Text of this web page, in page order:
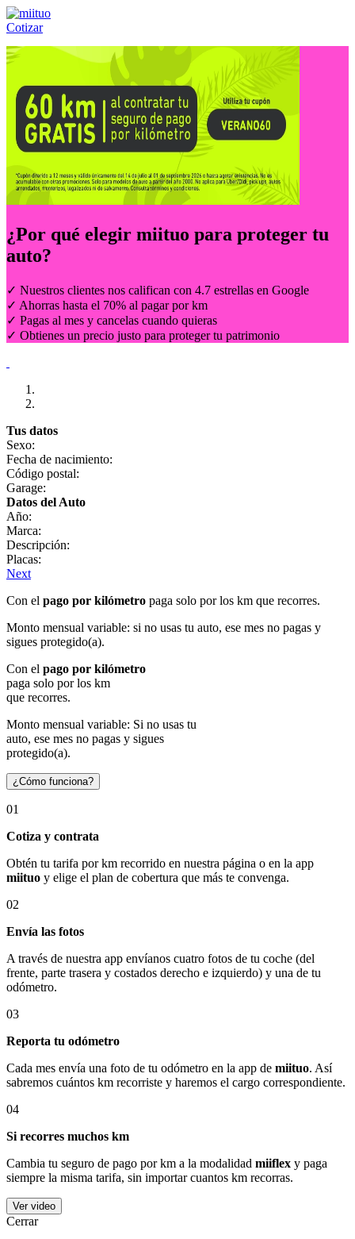
Cotizar
Llámanos al:(55) 84-21-05-00 ó
¿Por qué elegir miituo para proteger tu
auto?
✓ Nuestros clientes nos califican con 4.7 estrellas en Google
✓ Ahorras hasta el 70% al pagar por km
✓ Pagas al mes y cancelas cuando quieras
✓ Obtienes un precio justo para proteger tu patrimonio
Tus datos
Sexo:
Fecha de nacimiento:
Código postal:
Garage:
Datos del Auto
Año:
Marca:
Descripción:
Placas:
Next
Con el pago por kilómetro paga solo por los km que recorres.
Monto mensual variable: si no usas tu auto, ese mes no pagas y
sigues protegido(a).
Con el pago por kilómetro
paga solo por los km
que recorres.
Monto mensual variable: Si no usas tu
auto, ese mes no pagas y sigues
protegido(a).
¿Cómo funciona?
01
Cotiza y contrata
Obtén tu tarifa por km recorrido en nuestra página o en la app
miituo y elige el plan de cobertura que más te convenga.
02
Envía las fotos
A través de nuestra app envíanos cuatro fotos de tu coche (del
frente, parte trasera y costados derecho e izquierdo) y una de tu
odómetro.
03
Reporta tu odómetro
Cada mes envía una foto de tu odómetro en la app de miituo. Así
sabremos cuántos km recorriste y haremos el cargo correspondiente.
04
Si recorres muchos km
Cambia tu seguro de pago por km a la modalidad miiflex y paga
siempre la misma tarifa, sin importar cuantos km recorras.
Ver video
Cerrar